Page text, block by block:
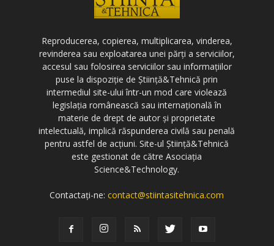
Reproducerea, copierea, multiplicarea, vinderea,
revinderea sau exploatarea unei părți a serviciilor,
accesul sau folosirea serviciilor sau informațiilor
puse la dispoziție de Știință&Tehnică prin
intermediul site-ului într-un mod care violează
legislația românească sau internațională în
materie de drept de autor și proprietate
intelectuală, implică răspunderea civilă sau penală
pentru astfel de acțiuni. Site-ul Știință&Tehnică
este gestionat de către Asociația
Science&Technology.
Contactați-ne:contact@stiintasitehnica.com